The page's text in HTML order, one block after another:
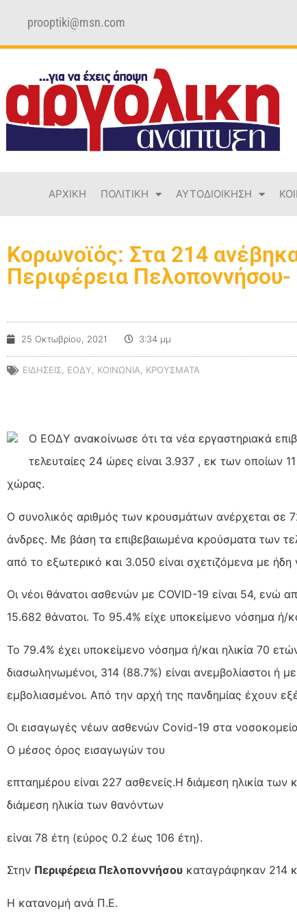
prooptiki@msn.com
ΑΡΧΙΚΗ ΠΟΛΙΤΙΚΗ ΑΥΤΟΔΙΟΙΚΗΣΗ
Κορωνοϊός: Στα 214
Περιφέρεια
25 Οκτωβρίου, 2021 3:34 μμ
ΕΙΔΗΣΕΙΣ ΕΟΔΥ ΚΟΙΝΩΝΙΑ ΚΡΟΥΣΜΑΤΑ
Ο ΕΟΔΥ ανακοίνωσε ότι τα νέα εργαστηριακά
τελευταίες 24 ώρες είναι 3.937 , εκ των οποίων
χώρας.
Ο συνολικός αριθμός των κρουσμάτων ανέρχεται σε
άνδρες. Με βάση τα επιβεβαιωμένα κρούσματα των
από το εξωτερικό και 3.050 είναι σχετιζόμενα με
Οι νέοι θάνατοι ασθενών με COVID-19 είναι 54, ενώ
15.682 θάνατοι. Το 95.4% είχε υποκείμενο νόσημα ή/
To 79.4% έχει υποκείμενο νόσημα ή/και ηλικία 70
διασωληνωμένοι, 314 (88.7%) είναι ανεμβολίαστοι ή
εμβολιασμένοι. Από την αρχή της πανδημίας έχουν
Οι εισαγωγές νέων ασθενών Covid-19 στα νοσοκομεία
Ο μέσος όρος εισαγωγών του
επταημέρου είναι 227 ασθενείς.Η διάμεση ηλικία
διάμεση ηλικία των θανόντων
είναι 78 έτη (εύρος 0.2 έως 106 έτη).
Στην Περιφέρεια Πελοποννήσου καταγράφηκαν 214
Η κατανομή ανά Π.Ε.